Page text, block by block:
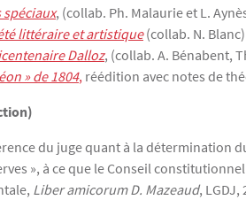
, (collab. Ph. Malaurie et L.
littéraire et artistique(collab. N.
Dalloz, (collab. A. Bénabent,
» de 1804, réédition avec notes de
du juge quant à la détermination
», à ce que le Conseil
Liber amicorum D. Mazeaud, LGDJ,